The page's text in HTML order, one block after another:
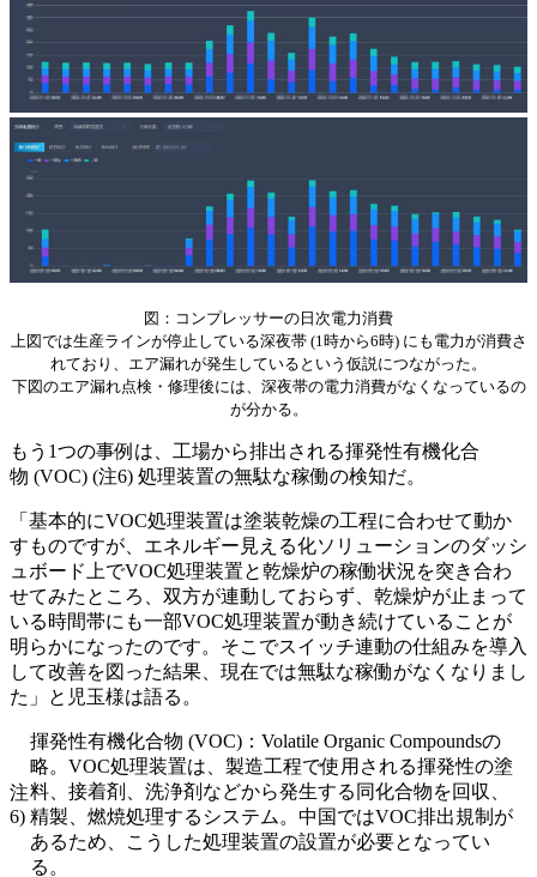
図：コンプレッサーの日次電力消費
上図では生産ラインが停止している深夜帯 (1時から6時) にも電力が消費さ
れており、エア漏れが発生しているという仮説につながった。
下図のエア漏れ点検・修理後には、深夜帯の電力消費がなくなっているの
が分かる。
もう1つの事例は、工場から排出される揮発性有機化合
物 (VOC) (注6) 処理装置の無駄な稼働の検知だ。
「基本的にVOC処理装置は塗装乾燥の工程に合わせて動か
すものですが、エネルギー見える化ソリューションのダッシ
ュボード上でVOC処理装置と乾燥炉の稼働状況を突き合わ
せてみたところ、双方が連動しておらず、乾燥炉が止まって
いる時間帯にも一部VOC処理装置が動き続けていることが
明らかになったのです。そこでスイッチ連動の仕組みを導入
して改善を図った結果、現在では無駄な稼働がなくなりまし
た」と児玉様は語る。
注
6)
揮発性有機化合物 (VOC)：Volatile Organic Compoundsの
略。VOC処理装置は、製造工程で使用される揮発性の塗
料、接着剤、洗浄剤などから発生する同化合物を回収、
精製、燃焼処理するシステム。中国ではVOC排出規制が
あるため、こうした処理装置の設置が必要となってい
る。